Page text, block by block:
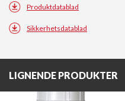
Produktdatablad
Sikkerhetsdatablad
LIGNENDE PRODUKTER